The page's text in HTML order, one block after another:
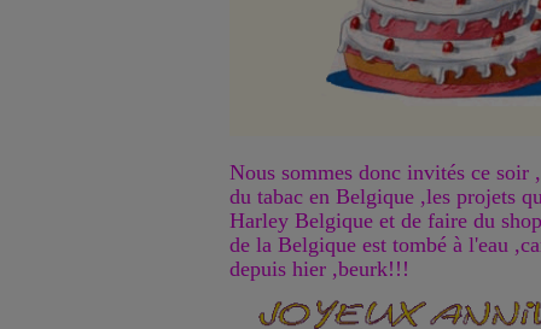
Nous sommes donc invités ce soir
du tabac en Belgique ,les projets
Harley Belgique et de faire du
de la Belgique est tombé à l'eau
depuis hier ,beurk!!!